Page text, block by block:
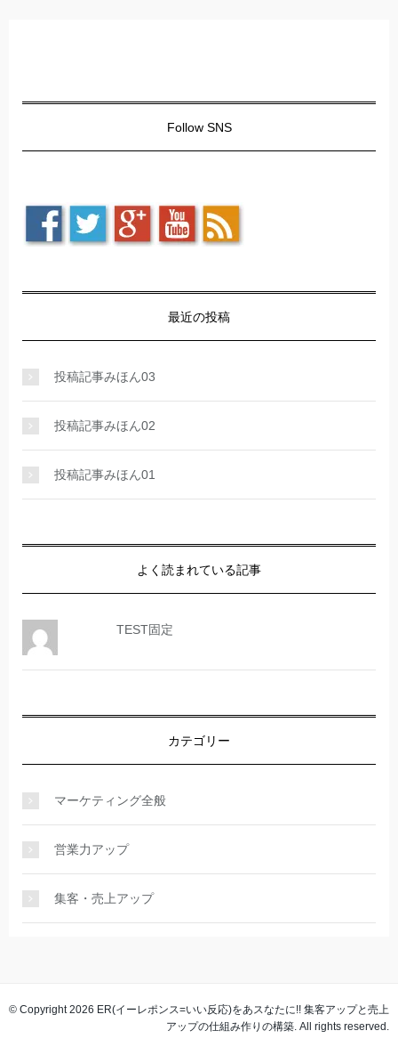
Follow SNS
最近の投稿
投稿記事みほん03
投稿記事みほん02
投稿記事みほん01
よく読まれている記事
TEST固定
カテゴリー
マーケティング全般
営業力アップ
集客・売上アップ
© Copyright 2026 ER(イーレポンス=いい反応)をあスなたに!! 集客アップと売上
アップの仕組み作りの構築. All rights reserved.